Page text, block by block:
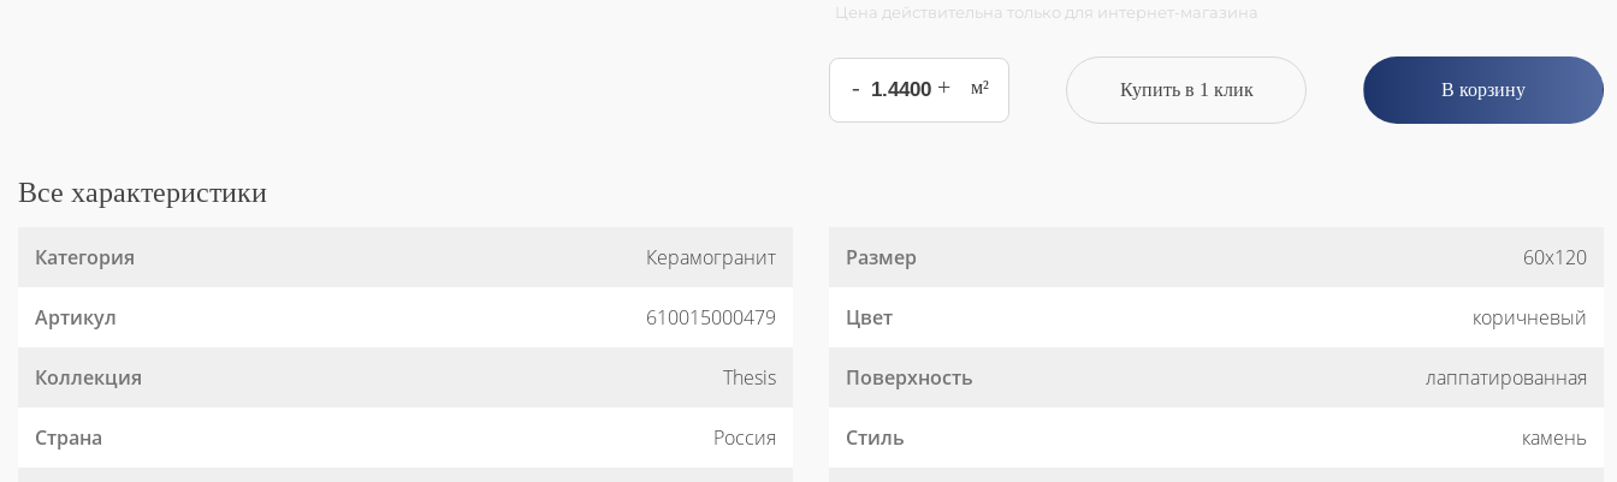
Цена действительна только для интернет-магазина
- + м² Купить в 1 клик В корзину
Все характеристики
Категория Керамогранит
Артикул 610015000479
Коллекция Thesis
Страна Россия
Размер 60x120
Цвет коричневый
Поверхность лаппатированная
Стиль камень